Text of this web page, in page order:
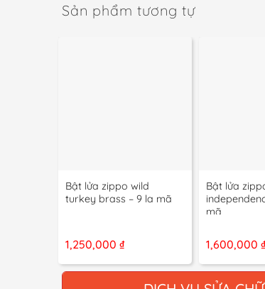
Sản phẩm tương tự
Bật lửa zippo wild
turkey brass – 9 la mã
1,250,000 ₫
Bật lửa
mã
1,600,000